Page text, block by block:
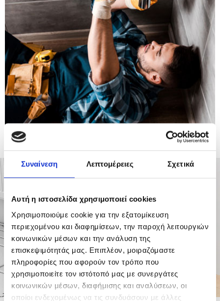
Συναίνεση Λεπτομέρειες Σχετικά
Αυτή η ιστοσελίδα χρησιμοποιεί cookies
Χρησιμοποιούμε cookie για την εξατομίκευση
περιεχομένου και διαφημίσεων, την παροχή λειτουργιών
κοινωνικών μέσων και την ανάλυση της
επισκεψιμότητάς μας. Επιπλέον, μοιραζόμαστε
πληροφορίες που αφορούν τον τρόπο που
χρησιμοποιείτε τον ιστότοπό μας με συνεργάτες
κοινωνικών μέσων, διαφήμισης και αναλύσεων, οι
οποίοι ενδεχομένως να τις συνδυάσουν με άλλες